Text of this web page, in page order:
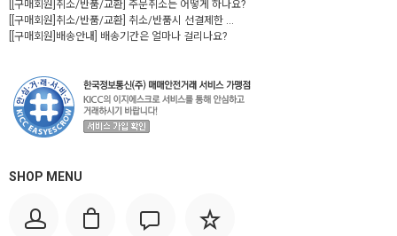
[[구매회원]취소/반품/교환] 주문취소는 어떻게 하나요?
[[구매회원]취소/반품/교환] 취소/반품시 선결제한 ...
[[구매회원]배송안내] 배송기간은 얼마나 걸리나요?
SHOP MENU